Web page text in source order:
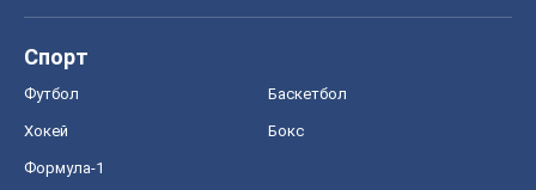
Спорт
Футбол Баскетбол
Хокей Бокс
Формула-1